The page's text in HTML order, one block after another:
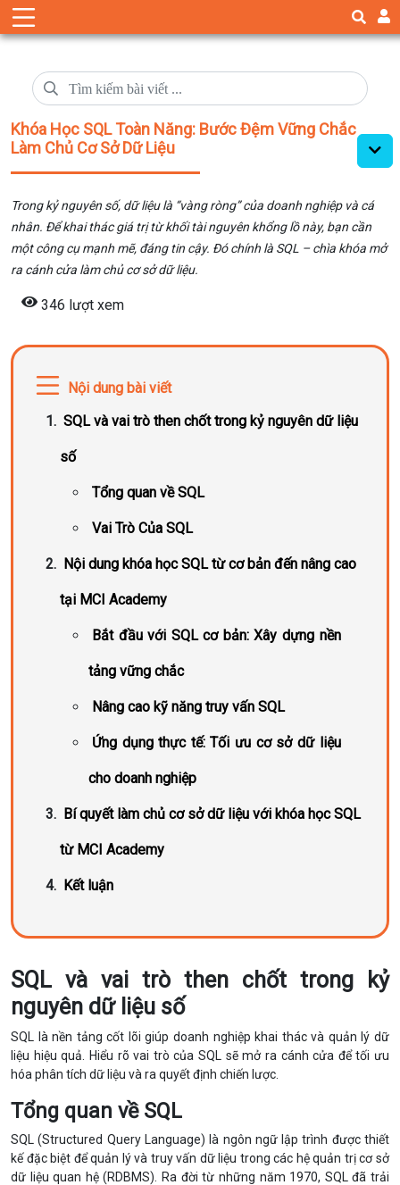
Khóa Học SQL Toàn Năng: Bước Đệm Vững Chắc
Làm Chủ Cơ Sở Dữ Liệu
Trong kỷ nguyên số, dữ liệu là “vàng ròng” của doanh nghiệp và cá
nhân. Để khai thác giá trị từ khối tài nguyên khổng lồ này, bạn cần
một công cụ mạnh mẽ, đáng tin cậy. Đó chính là SQL – chìa khóa mở
ra cánh cửa làm chủ cơ sở dữ liệu.
346 lượt xem
Nội dung bài viết
SQL và vai trò then chốt trong kỷ nguyên dữ liệu
số
Tổng quan về SQL
Vai Trò Của SQL
Nội dung khóa học SQL từ cơ bản đến nâng cao
tại MCI Academy
Bắt đầu với SQL cơ bản: Xây dựng nền
tảng vững chắc
Nâng cao kỹ năng truy vấn SQL
Ứng dụng thực tế: Tối ưu cơ sở dữ liệu
cho doanh nghiệp
Bí quyết làm chủ cơ sở dữ liệu với khóa học SQL
từ MCI Academy
Kết luận
SQL và vai trò then chốt trong kỷ
nguyên dữ liệu số
SQL là nền tảng cốt lõi giúp doanh nghiệp khai thác và quản lý dữ
liệu hiệu quả. Hiểu rõ vai trò của SQL sẽ mở ra cánh cửa để tối ưu
hóa phân tích dữ liệu và ra quyết định chiến lược.
Tổng quan về SQL
SQL (Structured Query Language) là ngôn ngữ lập trình được thiết
kế đặc biệt để quản lý và truy vấn dữ liệu trong các hệ quản trị cơ sở
dữ liệu quan hệ (RDBMS). Ra đời từ những năm 1970, SQL đã trải